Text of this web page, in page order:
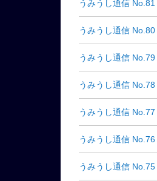
うみうし通信 No.81
うみうし通信 No.80
うみうし通信 No.79
うみうし通信 No.78
うみうし通信 No.77
うみうし通信 No.76
うみうし通信 No.75